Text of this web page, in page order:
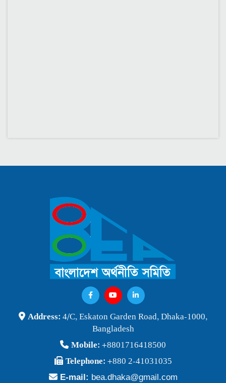
Address: 4/C, Eskaton Garden Road, Dhaka-1000,
Bangladesh
Mobile: +8801716418500
Telephone: +880 2-41031035
E-mail: bea.dhaka@gmail.com